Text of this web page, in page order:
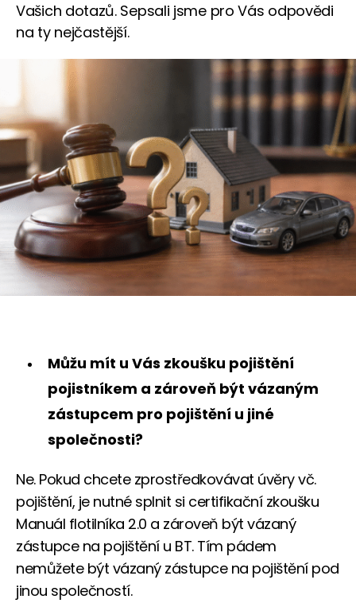
Vašich dotazů. Sepsali jsme pro Vás odpovědi
na ty nejčastější.
Můžu mít u Vás zkoušku pojištění
pojistníkem a zároveň být vázaným
zástupcem pro pojištění u jiné
společnosti?
Ne. Pokud chcete zprostředkovávat úvěry vč.
pojištění, je nutné splnit si certifikační zkoušku
Manuál flotilníka 2.0 a zároveň být vázaný
zástupce na pojištění u BT. Tím pádem
nemůžete být vázaný zástupce na pojištění pod
jinou společností.